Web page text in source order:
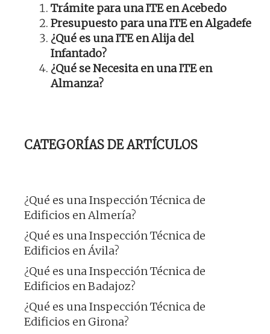
Trámite para una ITE en Acebedo
Presupuesto para una ITE en Algadefe
¿Qué es una ITE en Alija del
Infantado?
¿Qué se Necesita en una ITE en
Almanza?
CATEGORÍAS DE ARTÍCULOS
¿Qué es una Inspección Técnica de
Edificios en Almería?
¿Qué es una Inspección Técnica de
Edificios en Ávila?
¿Qué es una Inspección Técnica de
Edificios en Badajoz?
¿Qué es una Inspección Técnica de
Edificios en Girona?